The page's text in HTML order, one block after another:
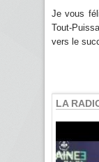
Je vous
Tout-
vers le
LA